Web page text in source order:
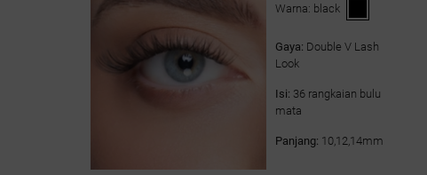
Warna: black
Gaya: Double V Lash
Look
Isi: 36 rangkaian bulu
mata
Panjang: 10,12,14mm